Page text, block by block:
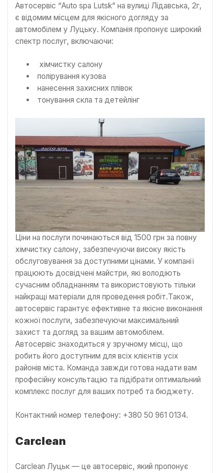
Автосервіс “Auto spa Lutsk” на вулиці Лідавська, 2г,
є відомим місцем для якісного догляду за
автомобілем у Луцьку. Компанія пропонує широкий
спектр послуг, включаючи:
хімчистку салону
полірування кузова
нанесення захисних плівок
тонування скла та детейлінг
Ціни на послуги починаються від 1500 грн за повну
хімчистку салону, забезпечуючи високу якість
обслуговування за доступними цінами. У компанії
працюють досвідчені майстри, які володіють
сучасним обладнанням та використовують тільки
найкращі матеріали для проведення робіт.Також,
автосервіс гарантує ефективне та якісне виконання
кожної послуги, забезпечуючи максимальний
захист та догляд за вашим автомобілем.
Автосервіс знаходиться у зручному місці, що
робить його доступним для всіх клієнтів усіх
районів міста. Команда завжди готова надати вам
професійну консультацію та підібрати оптимальний
комплекс послуг для ваших потреб та бюджету.
Контактний номер телефону: +380 50 961 0134.
Carclean
Carclean Луцьк — це автосервіс, який пропонує